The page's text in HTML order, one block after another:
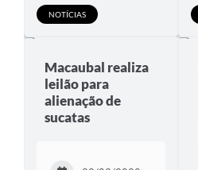
NOTÍCIAS
Macaubal realiza
leilão para
alienação de
sucatas